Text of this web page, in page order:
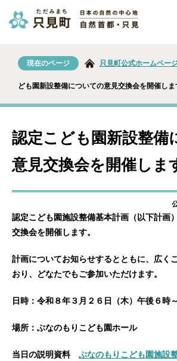
現在のページ 只見町公式ホームペー
ども園新設整備についての意見交換会を開催しま
認定こども園新設整備
意見交換会を開催しま
認定こども園施設整備基本計画（以下計画
交換会を開催します。
計画についてお知らせするとともに、広く
おり、どなたでもご参加いただけます。
日時：令和８年３月２６日（木）午後６時
場所：ぶなのもりこども園ホール
当日の説明資料 ぶなのもりこども園施設